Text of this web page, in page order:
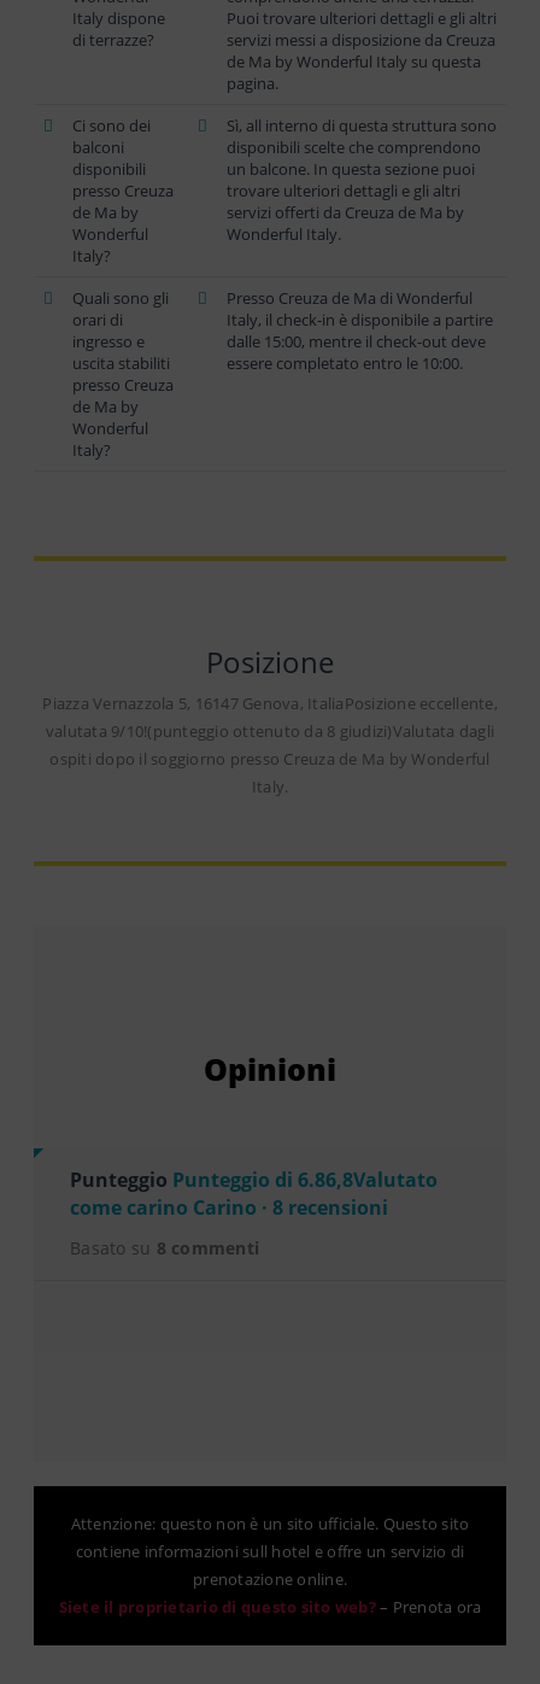
Italy dispone
di terrazze?
Puoi trovare ulteriori dettagli e gli altri
servizi messi a disposizione da Creuza
de Ma by Wonderful Italy su questa
pagina.
Ci sono dei
balconi
disponibili
presso Creuza
de Ma by
Wonderful
Italy?
Sì, all interno di questa struttura sono
disponibili scelte che comprendono
un balcone. In questa sezione puoi
trovare ulteriori dettagli e gli altri
servizi offerti da Creuza de Ma by
Wonderful Italy.
Quali sono gli
orari di
ingresso e
uscita stabiliti
presso Creuza
de Ma by
Wonderful
Italy?
Presso Creuza de Ma di Wonderful
Italy, il check-in è disponibile a partire
dalle 15:00, mentre il check-out deve
essere completato entro le 10:00.
Posizione
Piazza Vernazzola 5, 16147 Genova, ItaliaPosizione eccellente,
valutata 9/10!(punteggio ottenuto da 8 giudizi)Valutata dagli
ospiti dopo il soggiorno presso Creuza de Ma by Wonderful
Italy.
Opinioni
Punteggio Punteggio di 6.86,8Valutato
come carino Carino · 8 recensioni
Basato su 8 commenti
Attenzione: questo non è un sito ufficiale. Questo sito
contiene informazioni sull hotel e offre un servizio di
prenotazione online.
Siete il proprietario di questo sito web?– Prenota ora